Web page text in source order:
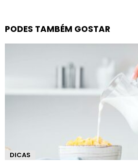
PODES TAMBÉM GOSTAR
DICAS